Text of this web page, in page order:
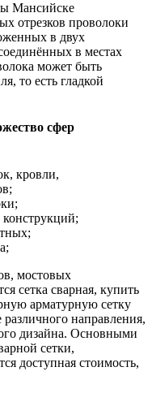
Мансийске
отрезков проволоки
в двух
в местах
может быть
то есть гладкой
сфер
кровли,
мостовых
сетка сварная, купить
арматурную сетку
направления,
дизайна. Основными
сетки,
доступная стоимость,